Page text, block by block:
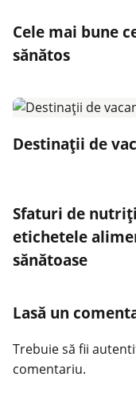
Cele mai bune
sănătos
Destinații de
Sfaturi de
etichetele
sănătoase
Lasă un
Trebuie să fii
comentariu.